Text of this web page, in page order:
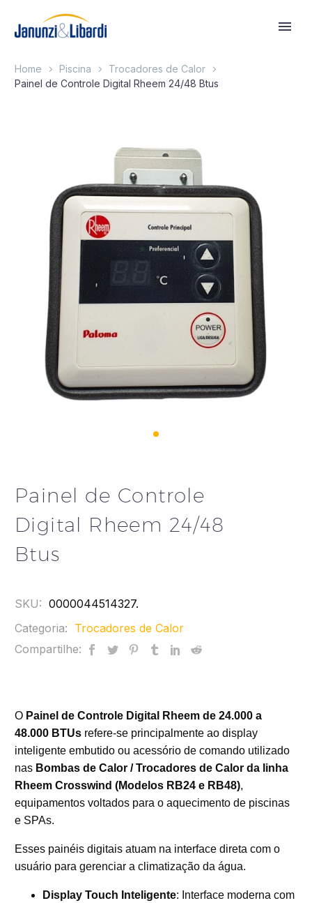
Home Piscina
Trocadores de Calor
Painel de Controle Digital Rheem 24/48 Btus
Painel de Controle
Digital Rheem 24/48
Btus
SKU: 0000044514327.
Categoria: Trocadores de Calor
Compartilhe:
O Painel de Controle Digital Rheem de 24.000 a
48.000 BTUs refere-se principalmente ao display
inteligente embutido ou acessório de comando utilizado
nas Bombas de Calor / Trocadores de Calor da linha
Rheem Crosswind (Modelos RB24 e RB48),
equipamentos voltados para o aquecimento de piscinas
e SPAs.
Esses painéis digitais atuam na interface direta com o
usuário para gerenciar a climatização da água.
Display Touch Inteligente: Interface moderna com